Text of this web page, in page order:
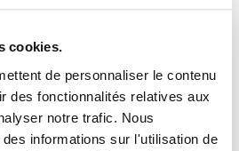
cookies.
de personnaliser le contenu
des fonctionnalités relatives aux
notre trafic. Nous
informations sur l'utilisation de